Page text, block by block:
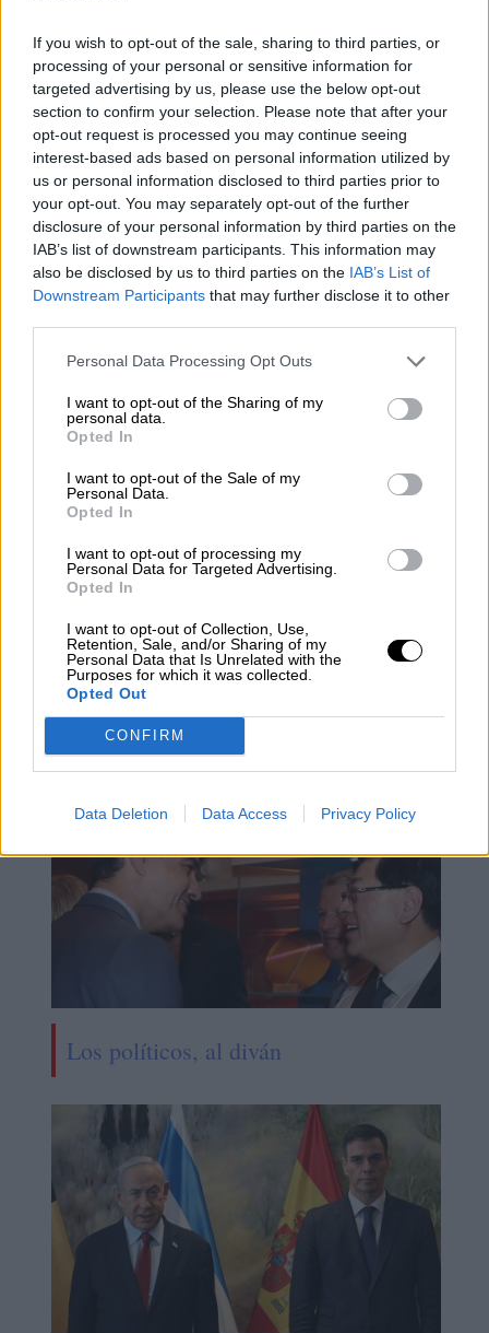
If you wish to opt-out of the sale, sharing to third parties, or
processing of your personal or sensitive information for
targeted advertising by us, please use the below opt-out
section to confirm your selection. Please note that after your
opt-out request is processed you may continue seeing
interest-based ads based on personal information utilized by
us or personal information disclosed to third parties prior to
your opt-out. You may separately opt-out of the further
disclosure of your personal information by third parties on the
IAB’s list of downstream participants. This information may
also be disclosed by us to third parties on the IAB’s List of
Downstream Participants that may further disclose it to other
Personal Data Processing Opt Outs
I want to opt-out of the Sharing of my
personal data.
Opted In
I want to opt-out of the Sale of my
Personal Data.
Opted In
I want to opt-out of processing my
Personal Data for Targeted Advertising.
Opted In
I want to opt-out of Collection, Use,
Retention, Sale, and/or Sharing of my
Personal Data that Is Unrelated with the
Purposes for which it was collected.
Opted Out
CONFIRM
Data Deletion Data Access Privacy Policy
explicaciones” y exigen “la desclasificación de
las presuntas autorizaciones judiciales para
intervenir las comunicaciones del presidente
catalán”.
Además, han anunciado quela Generalitat se
personará como acusación particularen las
causas abiertas en la Audiencia Nacional y en
el juzgado de Instrucción número 32 de
Barcelona donde se investigan los hechos.
Pegasus y la mano de Dios
Por Concha Minguela
domingo, 1 de mayo de 2022
Consejo de Ministros
NOTICIAS RELACIONADAS
Los políticos, al diván